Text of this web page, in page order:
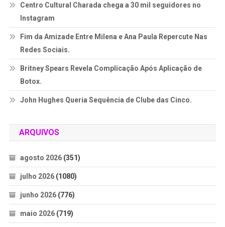
Centro Cultural Charada chega a 30 mil seguidores no
Instagram
Fim da Amizade Entre Milena e Ana Paula Repercute Nas
Redes Sociais.
Britney Spears Revela Complicação Após Aplicação de
Botox.
John Hughes Queria Sequência de Clube das Cinco.
ARQUIVOS
agosto 2026(351)
julho 2026(1080)
junho 2026(776)
maio 2026(719)